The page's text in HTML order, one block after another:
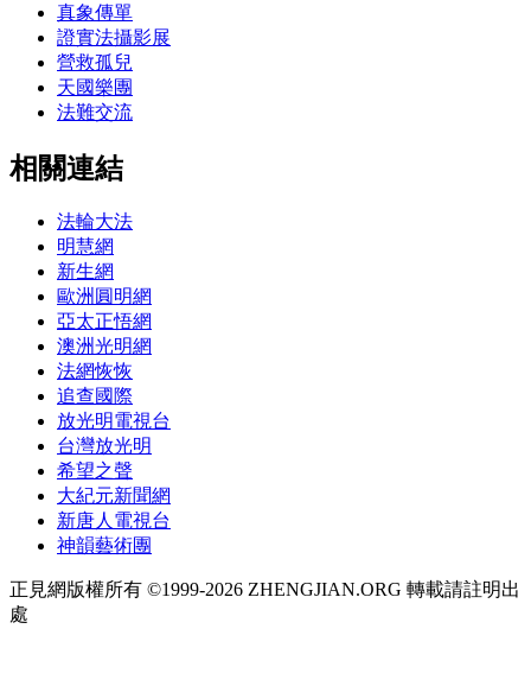
真象傳單
證實法攝影展
營救孤兒
天國樂團
法難交流
相關連結
法輪大法
明慧網
新生網
歐洲圓明網
亞太正悟網
澳洲光明網
法網恢恢
追查國際
放光明電視台
台灣放光明
希望之聲
大紀元新聞網
新唐人電視台
神韻藝術團
正見網版權所有 ©1999-2026 ZHENGJIAN.ORG 轉載請註明出
處